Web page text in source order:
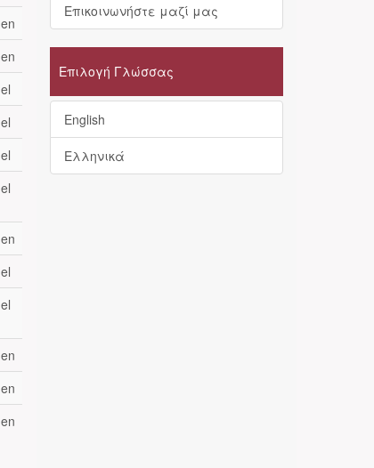
en
en
el
el
el
el
en
el
el
en
en
en
Επικοινωνήστε μαζί μας
Επιλογή Γλώσσας
English
Ελληνικά